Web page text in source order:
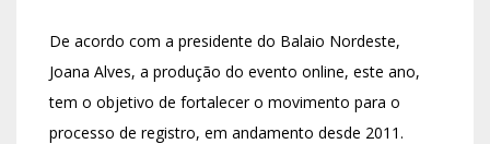
De acordo com a presidente do Balaio Nordeste,
Joana Alves, a produção do evento online, este ano,
tem o objetivo de fortalecer o movimento para o
processo de registro, em andamento desde 2011.